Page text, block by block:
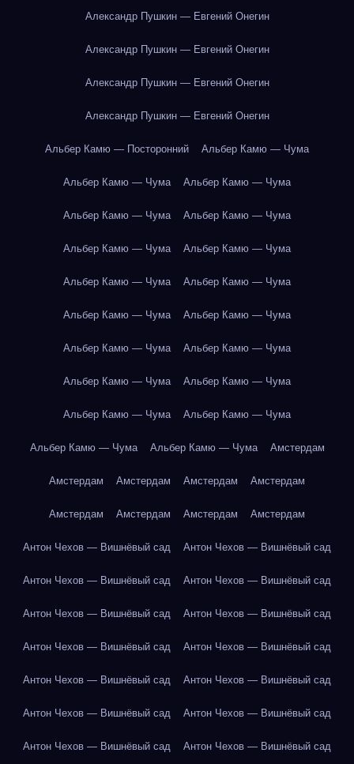
Александр Пушкин — Евгений Онегин
Александр Пушкин — Евгений Онегин
Александр Пушкин — Евгений Онегин
Александр Пушкин — Евгений Онегин
Альбер Камю — Посторонний Альбер Камю — Чума
Альбер Камю — Чума Альбер Камю — Чума
Альбер Камю — Чума Альбер Камю — Чума
Альбер Камю — Чума Альбер Камю — Чума
Альбер Камю — Чума Альбер Камю — Чума
Альбер Камю — Чума Альбер Камю — Чума
Альбер Камю — Чума Альбер Камю — Чума
Альбер Камю — Чума Альбер Камю — Чума
Альбер Камю — Чума Альбер Камю — Чума
Альбер Камю — Чума Альбер Камю — Чума Амстердам
Амстердам Амстердам Амстердам Амстердам
Амстердам Амстердам Амстердам Амстердам
Антон Чехов — Вишнёвый сад Антон Чехов — Вишнёвый сад
Антон Чехов — Вишнёвый сад Антон Чехов — Вишнёвый сад
Антон Чехов — Вишнёвый сад Антон Чехов — Вишнёвый сад
Антон Чехов — Вишнёвый сад Антон Чехов — Вишнёвый сад
Антон Чехов — Вишнёвый сад Антон Чехов — Вишнёвый сад
Антон Чехов — Вишнёвый сад Антон Чехов — Вишнёвый сад
Антон Чехов — Вишнёвый сад Антон Чехов — Вишнёвый сад